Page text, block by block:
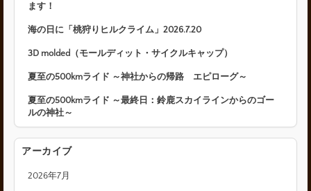
ます！
海の日に「桃狩りヒルクライム」2026.7.20
3D molded（モールディット・サイクルキャップ）
夏至の500kmライド ～神社からの帰路 エピローグ～
夏至の500kmライド ～最終日：鈴鹿スカイラインからのゴー
ルの神社～
アーカイブ
2026年7月